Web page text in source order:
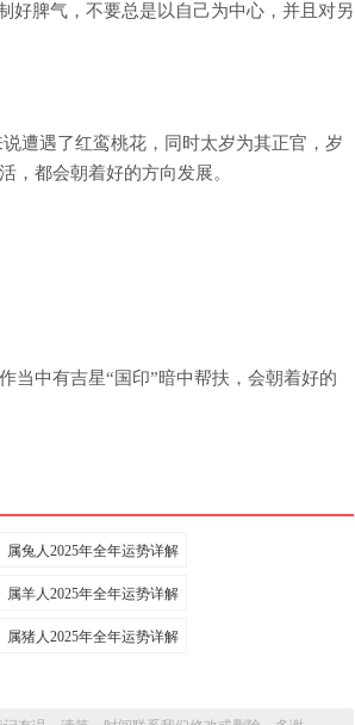
好脾气，不要总是以自己为中心，并且对另
遭遇了红鸾桃花，同时太岁为其正官，岁
，都会朝着好的方向发展。
当中有吉星“国印”暗中帮扶，会朝着好的
属兔人2025年全年运势详解
属羊人2025年全年运势详解
属猪人2025年全年运势详解